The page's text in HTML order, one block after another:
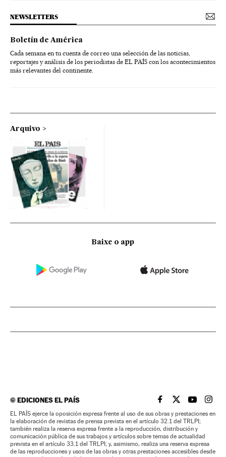
NEWSLETTERS
Boletín de América
Cada semana en tu cuenta de correo una selección de las noticias,
reportajes y análisis de los periodistas de EL PAÍS con los acontecimientos
más relevantes del continente.
Arquivo
Baixe o app
©EDICIONES EL PAÍS EL PAÍS BRASIL EN
EL PAÍSEL PAÍS
EL
EL PAÍS ejerce la oposición expresa frente al uso de sus obras y prestaciones en
la elaboración de revistas de prensa prevista en el artículo 32.1 del TRLPI;
también realiza la reserva expresa frente a la reproducción, distribución y
comunicación pública de sus trabajos y artículos sobre temas de actualidad
prevista en el artículo 33.1 del TRLPI; y, asimismo, realiza una reserva expresa
de las reproducciones y usos de las obras y otras prestaciones accesibles desde